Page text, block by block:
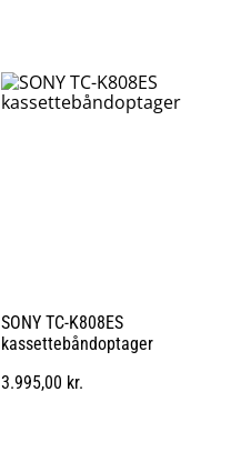
SONY TC-K808ES
kassettebåndoptager
3.995,00 kr.